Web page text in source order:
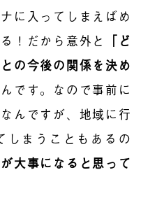
に入ってしまえばめ
！だから意外と
「ど
の今後の関係を決め
です。なので事前に
んですが、地域に行
しまうこともあるの
大事になると思って